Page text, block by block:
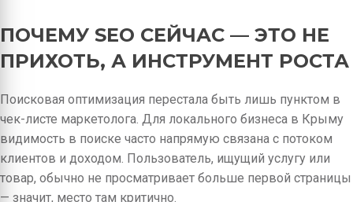
ПОЧЕМУ SEO СЕЙЧАС — ЭТО НЕ
ПРИХОТЬ, А ИНСТРУМЕНТ РОСТА
Поисковая оптимизация перестала быть лишь пунктом в
чек-листе маркетолога. Для локального бизнеса в Крыму
видимость в поиске часто напрямую связана с потоком
клиентов и доходом. Пользователь, ищущий услугу или
товар, обычно не просматривает больше первой страницы
— значит, место там критично.